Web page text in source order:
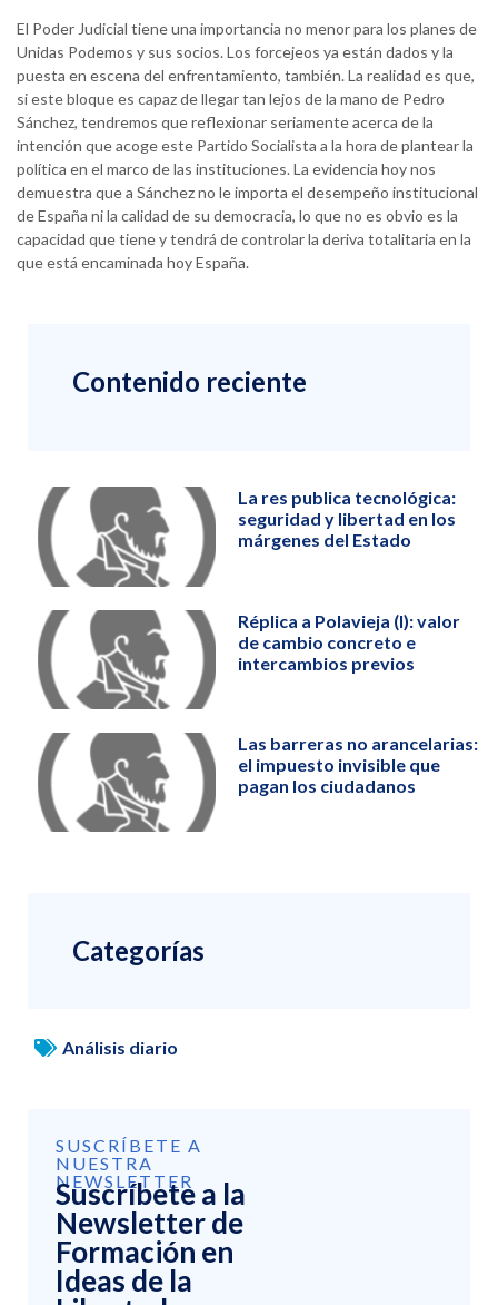
El Poder Judicial tiene una importancia no menor para los planes de
Unidas Podemos y sus socios. Los forcejeos ya están dados y la
puesta en escena del enfrentamiento, también. La realidad es que,
si este bloque es capaz de llegar tan lejos de la mano de Pedro
Sánchez, tendremos que reflexionar seriamente acerca de la
intención que acoge este Partido Socialista a la hora de plantear la
política en el marco de las instituciones. La evidencia hoy nos
demuestra que a Sánchez no le importa el desempeño institucional
de España ni la calidad de su democracia, lo que no es obvio es la
capacidad que tiene y tendrá de controlar la deriva totalitaria en la
que está encaminada hoy España.
Contenido reciente
La res publica tecnológica:
seguridad y libertad en los
márgenes del Estado
Réplica a Polavieja (I): valor
de cambio concreto e
intercambios previos
Las barreras no arancelarias:
el impuesto invisible que
pagan los ciudadanos
Categorías
Análisis diario
SUSCRÍBETE A
NUESTRA
NEWSLETTER
Suscríbete a la
Newsletter de
Formación en
Ideas de la